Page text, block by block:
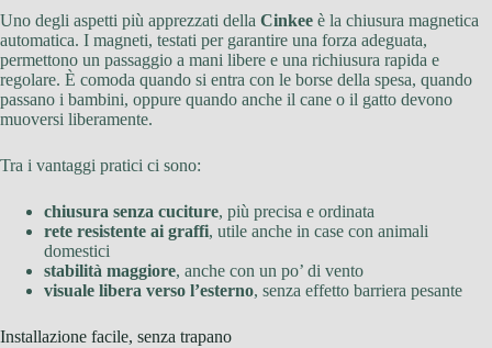
Uno degli aspetti più apprezzati della Cinkee è la chiusura magnetica
automatica. I magneti, testati per garantire una forza adeguata,
permettono un passaggio a mani libere e una richiusura rapida e
regolare. È comoda quando si entra con le borse della spesa, quando
passano i bambini, oppure quando anche il cane o il gatto devono
muoversi liberamente.
Tra i vantaggi pratici ci sono:
chiusura senza cuciture, più precisa e ordinata
rete resistente ai graffi, utile anche in case con animali
domestici
stabilità maggiore, anche con un po’ di vento
visuale libera verso l’esterno, senza effetto barriera pesante
Installazione facile, senza trapano